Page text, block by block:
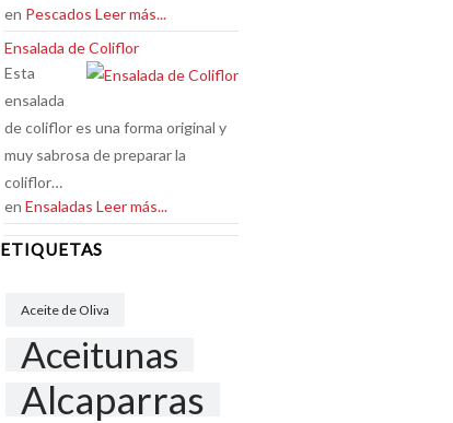
en Pescados Leer más...
Ensalada de Coliflor
Esta
ensalada
de coliflor es una forma original y
muy sabrosa de preparar la
coliflor…
enEnsaladas Leer más...
ETIQUETAS
Aceite de Oliva
Aceitunas
Alcaparras